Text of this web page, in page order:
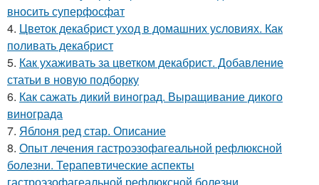
вносить суперфосфат
4. Цветок декабрист уход в домашних условиях. Как
поливать декабрист
5. Как ухаживать за цветком декабрист. Добавление
статьи в новую подборку
6. Как сажать дикий виноград. Выращивание дикого
винограда
7. Яблоня ред стар. Описание
8. Опыт лечения гастроэзофагеальной рефлюксной
болезни. Терапевтические аспекты